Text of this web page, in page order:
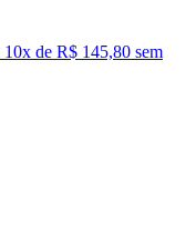
10x de R$ 145,80 sem